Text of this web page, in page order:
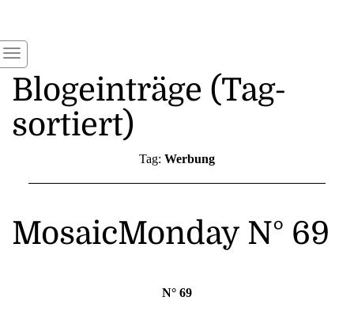
Blogeinträge (Tag-
sortiert)
Tag: Werbung
MosaicMonday N° 69
N° 69